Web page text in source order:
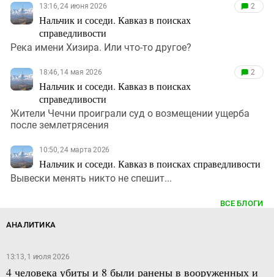
13:16, 24 июня 2026
Нальчик и соседи. Кавказ в поисках
справедливости
2
Река имени Хизира. Или что-то другое?
18:46, 14 мая 2026
Нальчик и соседи. Кавказ в поисках
справедливости
2
Жители Чечни проиграли суд о возмещении ущерба
после землетрясения
10:50, 24 марта 2026
Нальчик и соседи. Кавказ в поисках справедливости
Вывески менять никто не спешит...
ВСЕ БЛОГИ
АНАЛИТИКА
13:13, 1 июля 2026
4 человека убиты и 8 были ранены в вооруженных и